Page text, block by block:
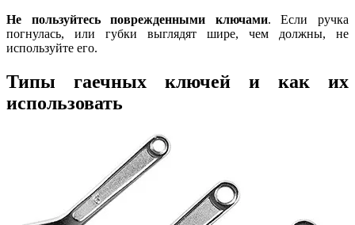
Не пользуйтесь поврежденными ключами. Если ручка
погнулась, или губки выглядят шире, чем должны, не
используйте его.
Типы гаечных ключей и как их
использовать